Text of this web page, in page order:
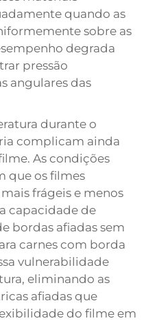
quando as
sobre as
degrada
pressão
angulares das
durante o
complicam ainda
As condições
que os filmes
frágeis e menos
capacidade de
bordas afiadas sem
carnes com borda
vulnerabilidade
eliminando as
afiadas que
do filme em